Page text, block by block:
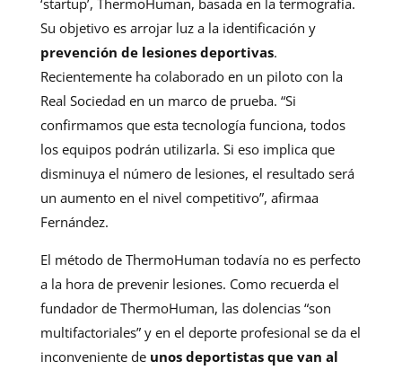
Su objetivo es arrojar luz a la identificación y
prevención de lesiones deportivas.
Recientemente ha colaborado en un piloto con la
Real Sociedad en un marco de prueba. “Si
confirmamos que esta tecnología funciona, todos
los equipos podrán utilizarla. Si eso implica que
disminuya el número de lesiones, el resultado será
un aumento en el nivel competitivo”, afirmaa
Fernández.
El método de ThermoHuman todavía no es perfecto
a la hora de prevenir lesiones. Como recuerda el
fundador de ThermoHuman, las dolencias “son
multifactoriales” y en el deporte profesional se da el
inconveniente de unos deportistas que van al